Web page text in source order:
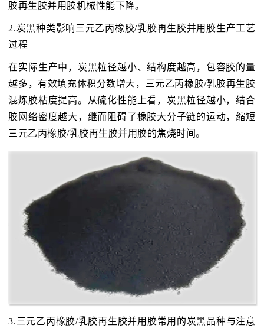
胶再生胶并用胶机械性能下降。
2.炭黑种类影响三元乙丙橡胶/乳胶再生胶并用胶生产工艺
过程
在实际生产中，炭黑粒径越小、结构度越高，包容胶的量
越多，有效填充体积分数增大，三元乙丙橡胶/乳胶再生胶
混炼胶粘度提高。从硫化性能上看，炭黑粒径越小，结合
胶网络密度越大，继而阻碍了橡胶大分子链的运动，缩短
三元乙丙橡胶/乳胶再生胶并用胶的焦烧时间。
3.三元乙丙橡胶/乳胶再生胶并用胶常用的炭黑品种与注意